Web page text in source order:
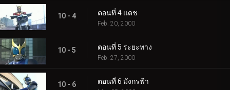
10 - 4 ตอนที่ 4 แดช
Feb. 20, 2000
10 - 5 ตอนที่ 5 ระยะทาง
Feb. 27, 2000
10 - 6 ตอนที่ 6 มังกรฟ้า